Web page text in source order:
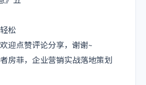
松
迎点赞评论分享，谢谢~
房菲，企业营销实战落地策划